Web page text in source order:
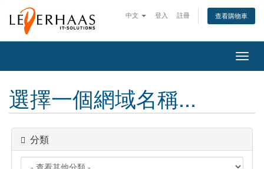
中文 登入 註冊 查看購物車
切
換
選擇一個網域名稱...
分類